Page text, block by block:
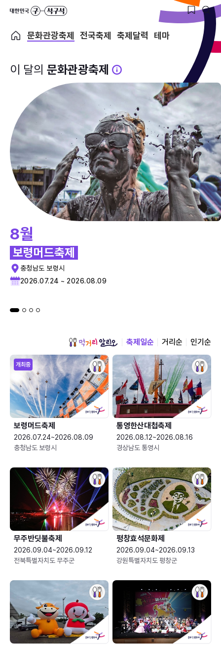
문화관광축제 전국축제 축제달력 테마
이 달의 문화관광축제
8월
보령머드축제
충청남도 보령시
2026.07.24 ~ 2026.08.09
축제일순 거리순 인기순
개최중
보령머드축제
2026.07.24~2026.08.09
충청남도 보령시
통영한산대첩축제
2026.08.12~2026.08.16
경상남도 통영시
무주반딧불축제
2026.09.04~2026.09.12
전북특별자치도 무주군
평창효석문화제
2026.09.04~2026.09.13
강원특별자치도 평창군